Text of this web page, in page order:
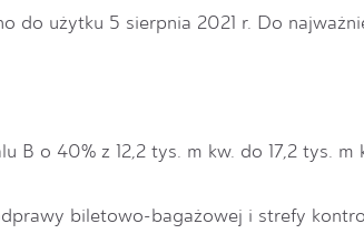
do użytku 5 sierpnia 2021 r. Do
B o 40% z 12,2 tys. m kw. do 17,2 tys. m
biletowo-bagażowej i strefy